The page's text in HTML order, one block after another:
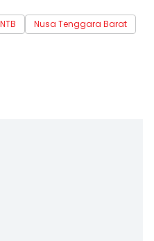
NTB
Nusa Tenggara Barat